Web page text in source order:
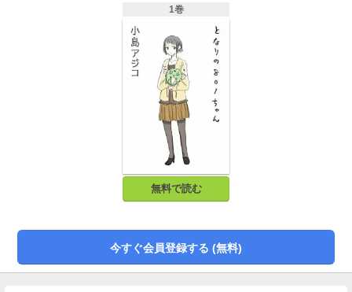
1巻
無料で読む
今すぐ会員登録する (無料)